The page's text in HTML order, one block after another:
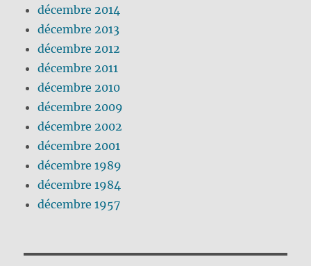
décembre 2014
décembre 2013
décembre 2012
décembre 2011
décembre 2010
décembre 2009
décembre 2002
décembre 2001
décembre 1989
décembre 1984
décembre 1957